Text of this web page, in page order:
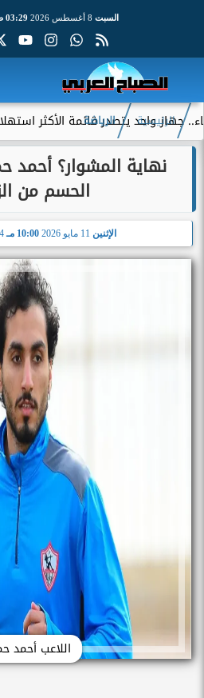
السبت 03:29 صـ
يتصدر قائمة الأكثر استهلاكًا للطاقة
الرئيسية الرياضة
نهاية المشوار؟ أحمد
الحسم من
الإثنين 10:00 مـ 24
اللاعب أحمد